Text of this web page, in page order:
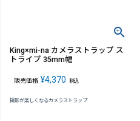
King×mi-na カメラストラップ ス
トライプ 35mm幅
販売価格 ¥4,370 税込
撮影が楽しくなるカメラストラップ